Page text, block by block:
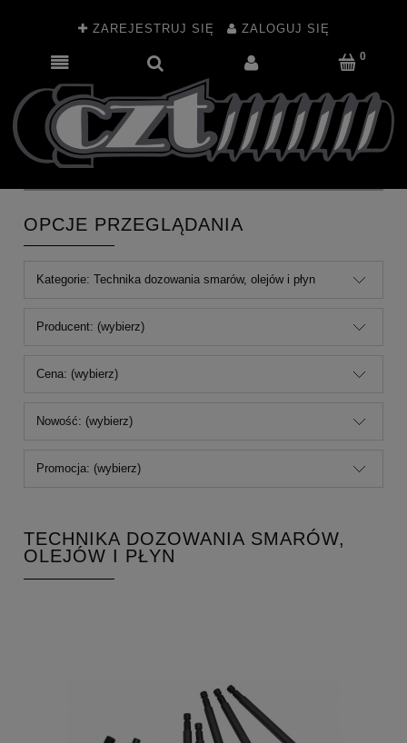
ZAREJESTRUJ SIĘ ZALOGUJ SIĘ
OPCJE PRZEGLĄDANIA
Kategorie: Technika dozowania smarów, olejów i płyn
Producent: (wybierz)
Cena: (wybierz)
Nowość: (wybierz)
Promocja: (wybierz)
TECHNIKA DOZOWANIA SMARÓW,
OLEJÓW I PŁYN